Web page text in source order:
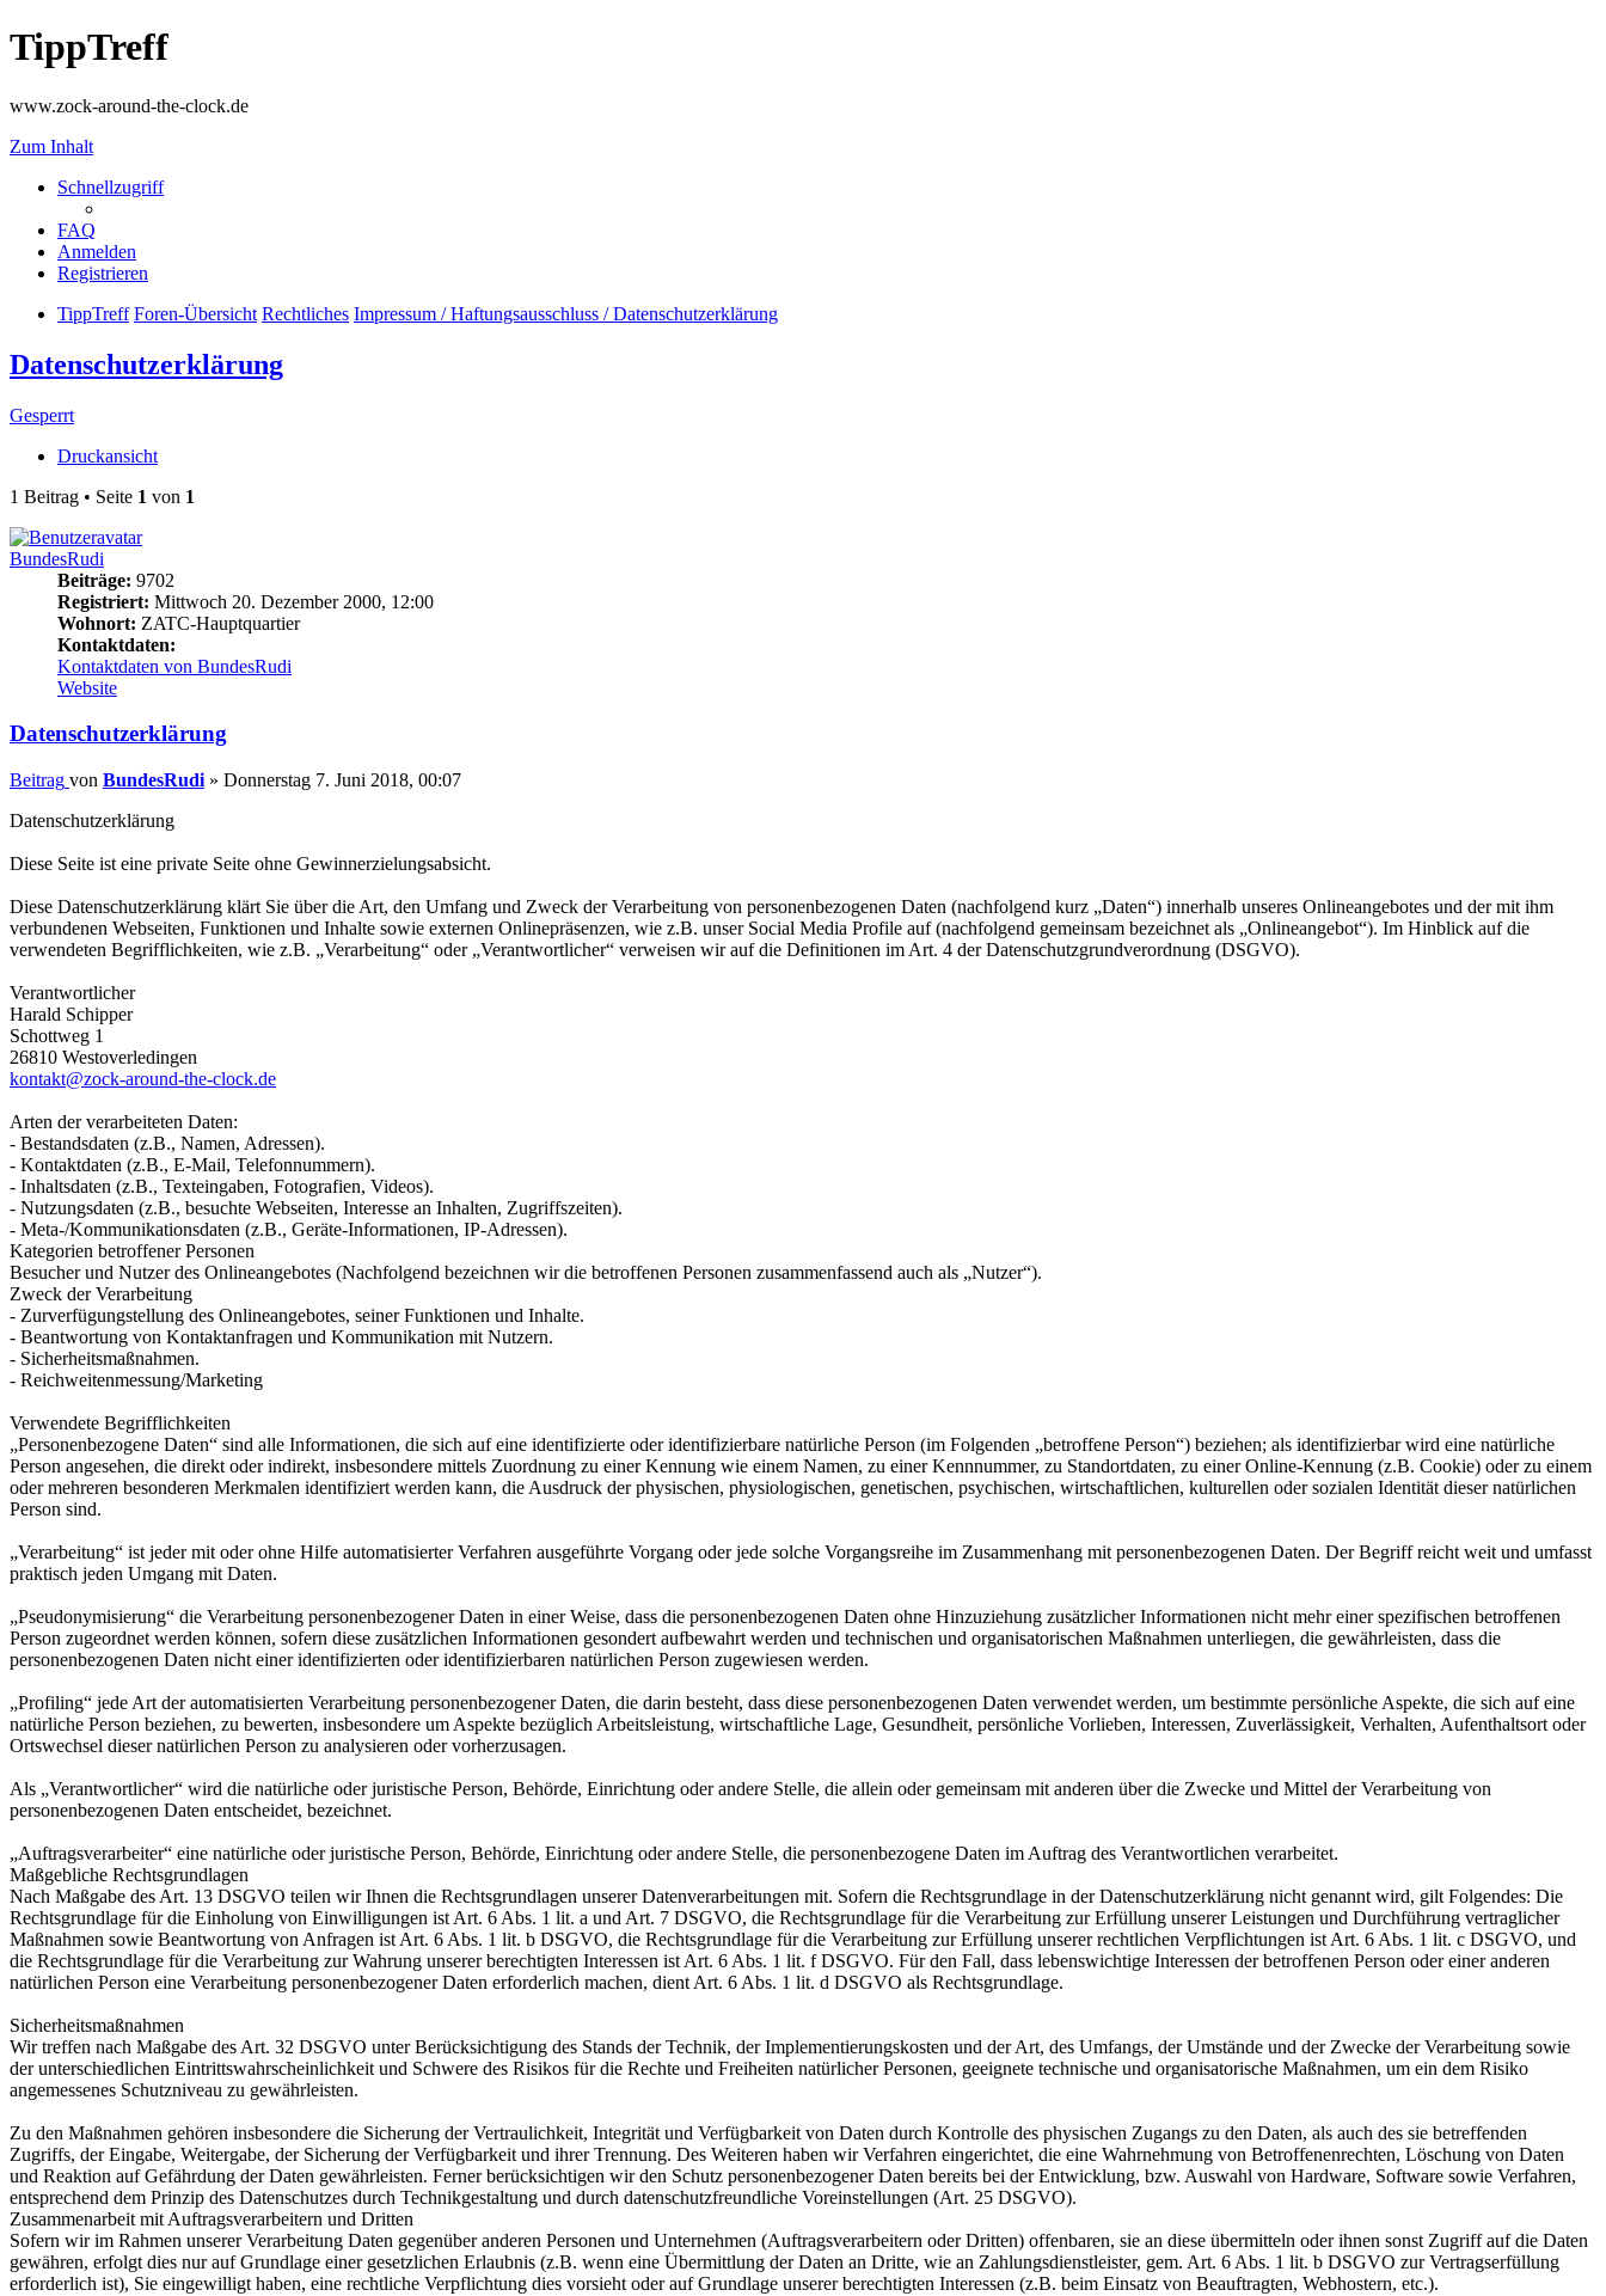
TippTreff
www.zock-around-the-clock.de
Zum Inhalt
Schnellzugriff
FAQ
Anmelden
Registrieren
TippTreff Foren-Übersicht Rechtliches Impressum / Haftungsausschluss / Datenschutzerklärung
Datenschutzerklärung
Gesperrt
Druckansicht
1 Beitrag • Seite 1 von 1
BundesRudi
Beiträge: 9702
Registriert: Mittwoch 20. Dezember 2000, 12:00
Wohnort: ZATC-Hauptquartier
Kontaktdaten:
Kontaktdaten von BundesRudi
Website
Datenschutzerklärung
Beitrag von BundesRudi » Donnerstag 7. Juni 2018, 00:07
Datenschutzerklärung
Diese Seite ist eine private Seite ohne Gewinnerzielungsabsicht.
Diese Datenschutzerklärung klärt Sie über die Art, den Umfang und Zweck der Verarbeitung von personenbezogenen Daten (nachfolgend kurz „Daten“) innerhalb unseres Onlineangebotes und der mit ihm
verbundenen Webseiten, Funktionen und Inhalte sowie externen Onlinepräsenzen, wie z.B. unser Social Media Profile auf (nachfolgend gemeinsam bezeichnet als „Onlineangebot“). Im Hinblick auf die
verwendeten Begrifflichkeiten, wie z.B. „Verarbeitung“ oder „Verantwortlicher“ verweisen wir auf die Definitionen im Art. 4 der Datenschutzgrundverordnung (DSGVO).
Verantwortlicher
Harald Schipper
Schottweg 1
26810 Westoverledingen
kontakt@zock-around-the-clock.de
Arten der verarbeiteten Daten:
- Bestandsdaten (z.B., Namen, Adressen).
- Kontaktdaten (z.B., E-Mail, Telefonnummern).
- Inhaltsdaten (z.B., Texteingaben, Fotografien, Videos).
- Nutzungsdaten (z.B., besuchte Webseiten, Interesse an Inhalten, Zugriffszeiten).
- Meta-/Kommunikationsdaten (z.B., Geräte-Informationen, IP-Adressen).
Kategorien betroffener Personen
Besucher und Nutzer des Onlineangebotes (Nachfolgend bezeichnen wir die betroffenen Personen zusammenfassend auch als „Nutzer“).
Zweck der Verarbeitung
- Zurverfügungstellung des Onlineangebotes, seiner Funktionen und Inhalte.
- Beantwortung von Kontaktanfragen und Kommunikation mit Nutzern.
- Sicherheitsmaßnahmen.
- Reichweitenmessung/Marketing
Verwendete Begrifflichkeiten
„Personenbezogene Daten“ sind alle Informationen, die sich auf eine identifizierte oder identifizierbare natürliche Person (im Folgenden „betroffene Person“) beziehen; als identifizierbar wird eine natürliche
Person angesehen, die direkt oder indirekt, insbesondere mittels Zuordnung zu einer Kennung wie einem Namen, zu einer Kennnummer, zu Standortdaten, zu einer Online-Kennung (z.B. Cookie) oder zu einem
oder mehreren besonderen Merkmalen identifiziert werden kann, die Ausdruck der physischen, physiologischen, genetischen, psychischen, wirtschaftlichen, kulturellen oder sozialen Identität dieser natürlichen
Person sind.
„Verarbeitung“ ist jeder mit oder ohne Hilfe automatisierter Verfahren ausgeführte Vorgang oder jede solche Vorgangsreihe im Zusammenhang mit personenbezogenen Daten. Der Begriff reicht weit und umfasst
praktisch jeden Umgang mit Daten.
„Pseudonymisierung“ die Verarbeitung personenbezogener Daten in einer Weise, dass die personenbezogenen Daten ohne Hinzuziehung zusätzlicher Informationen nicht mehr einer spezifischen betroffenen
Person zugeordnet werden können, sofern diese zusätzlichen Informationen gesondert aufbewahrt werden und technischen und organisatorischen Maßnahmen unterliegen, die gewährleisten, dass die
personenbezogenen Daten nicht einer identifizierten oder identifizierbaren natürlichen Person zugewiesen werden.
„Profiling“ jede Art der automatisierten Verarbeitung personenbezogener Daten, die darin besteht, dass diese personenbezogenen Daten verwendet werden, um bestimmte persönliche Aspekte, die sich auf eine
natürliche Person beziehen, zu bewerten, insbesondere um Aspekte bezüglich Arbeitsleistung, wirtschaftliche Lage, Gesundheit, persönliche Vorlieben, Interessen, Zuverlässigkeit, Verhalten, Aufenthaltsort oder
Ortswechsel dieser natürlichen Person zu analysieren oder vorherzusagen.
Als „Verantwortlicher“ wird die natürliche oder juristische Person, Behörde, Einrichtung oder andere Stelle, die allein oder gemeinsam mit anderen über die Zwecke und Mittel der Verarbeitung von
personenbezogenen Daten entscheidet, bezeichnet.
„Auftragsverarbeiter“ eine natürliche oder juristische Person, Behörde, Einrichtung oder andere Stelle, die personenbezogene Daten im Auftrag des Verantwortlichen verarbeitet.
Maßgebliche Rechtsgrundlagen
Nach Maßgabe des Art. 13 DSGVO teilen wir Ihnen die Rechtsgrundlagen unserer Datenverarbeitungen mit. Sofern die Rechtsgrundlage in der Datenschutzerklärung nicht genannt wird, gilt Folgendes: Die
Rechtsgrundlage für die Einholung von Einwilligungen ist Art. 6 Abs. 1 lit. a und Art. 7 DSGVO, die Rechtsgrundlage für die Verarbeitung zur Erfüllung unserer Leistungen und Durchführung vertraglicher
Maßnahmen sowie Beantwortung von Anfragen ist Art. 6 Abs. 1 lit. b DSGVO, die Rechtsgrundlage für die Verarbeitung zur Erfüllung unserer rechtlichen Verpflichtungen ist Art. 6 Abs. 1 lit. c DSGVO, und
die Rechtsgrundlage für die Verarbeitung zur Wahrung unserer berechtigten Interessen ist Art. 6 Abs. 1 lit. f DSGVO. Für den Fall, dass lebenswichtige Interessen der betroffenen Person oder einer anderen
natürlichen Person eine Verarbeitung personenbezogener Daten erforderlich machen, dient Art. 6 Abs. 1 lit. d DSGVO als Rechtsgrundlage.
Sicherheitsmaßnahmen
Wir treffen nach Maßgabe des Art. 32 DSGVO unter Berücksichtigung des Stands der Technik, der Implementierungskosten und der Art, des Umfangs, der Umstände und der Zwecke der Verarbeitung sowie
der unterschiedlichen Eintrittswahrscheinlichkeit und Schwere des Risikos für die Rechte und Freiheiten natürlicher Personen, geeignete technische und organisatorische Maßnahmen, um ein dem Risiko
angemessenes Schutzniveau zu gewährleisten.
Zu den Maßnahmen gehören insbesondere die Sicherung der Vertraulichkeit, Integrität und Verfügbarkeit von Daten durch Kontrolle des physischen Zugangs zu den Daten, als auch des sie betreffenden
Zugriffs, der Eingabe, Weitergabe, der Sicherung der Verfügbarkeit und ihrer Trennung. Des Weiteren haben wir Verfahren eingerichtet, die eine Wahrnehmung von Betroffenenrechten, Löschung von Daten
und Reaktion auf Gefährdung der Daten gewährleisten. Ferner berücksichtigen wir den Schutz personenbezogener Daten bereits bei der Entwicklung, bzw. Auswahl von Hardware, Software sowie Verfahren,
entsprechend dem Prinzip des Datenschutzes durch Technikgestaltung und durch datenschutzfreundliche Voreinstellungen (Art. 25 DSGVO).
Zusammenarbeit mit Auftragsverarbeitern und Dritten
Sofern wir im Rahmen unserer Verarbeitung Daten gegenüber anderen Personen und Unternehmen (Auftragsverarbeitern oder Dritten) offenbaren, sie an diese übermitteln oder ihnen sonst Zugriff auf die Daten
gewähren, erfolgt dies nur auf Grundlage einer gesetzlichen Erlaubnis (z.B. wenn eine Übermittlung der Daten an Dritte, wie an Zahlungsdienstleister, gem. Art. 6 Abs. 1 lit. b DSGVO zur Vertragserfüllung
erforderlich ist), Sie eingewilligt haben, eine rechtliche Verpflichtung dies vorsieht oder auf Grundlage unserer berechtigten Interessen (z.B. beim Einsatz von Beauftragten, Webhostern, etc.).